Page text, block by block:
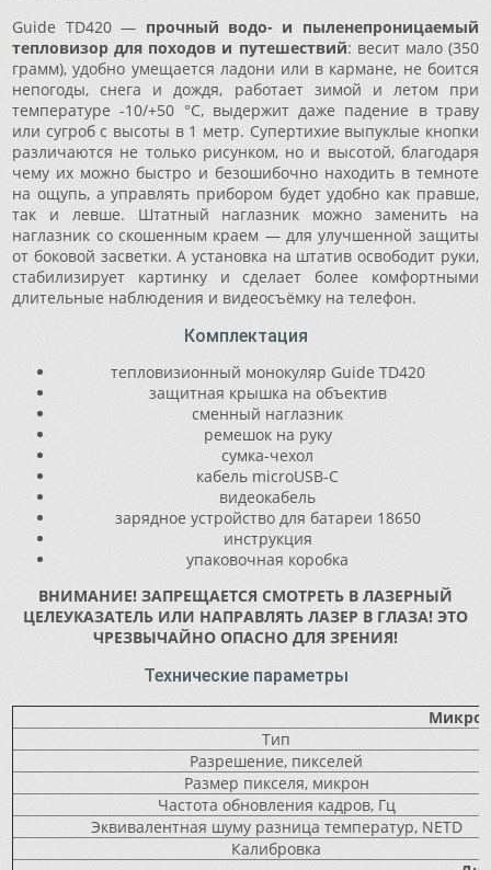
Guide TD420 — прочный водо- и пыленепроницаемый
тепловизор для походов и путешествий: весит мало (350
грамм), удобно умещается ладони или в кармане, не боится
непогоды, снега и дождя, работает зимой и летом при
температуре -10/+50 °C, выдержит даже падение в траву
или сугроб с высоты в 1 метр. Супертихие выпуклые кнопки
различаются не только рисунком, но и высотой, благодаря
чему их можно быстро и безошибочно находить в темноте
на ощупь, а управлять прибором будет удобно как правше,
так и левше. Штатный наглазник можно заменить на
наглазник со скошенным краем — для улучшенной защиты
от боковой засветки. А установка на штатив освободит руки,
стабилизирует картинку и сделает более комфортными
длительные наблюдения и видеосъёмку на телефон.
Комплектация
тепловизионный монокуляр Guide TD420
защитная крышка на объектив
сменный наглазник
ремешок на руку
сумка-чехол
кабель microUSB-C
видеокабель
зарядное устройство для батареи 18650
инструкция
упаковочная коробка
ВНИМАНИЕ! ЗАПРЕЩАЕТСЯ СМОТРЕТЬ В ЛАЗЕРНЫЙ
ЦЕЛЕУКАЗАТЕЛЬ ИЛИ НАПРАВЛЯТЬ ЛАЗЕР В ГЛАЗА! ЭТО
ЧРЕЗВЫЧАЙНО ОПАСНО ДЛЯ ЗРЕНИЯ!
Технические параметры
Тип
Разрешение, пикселей
Размер пикселя, микрон
Частота обновления кадров, Гц
Эквивалентная шуму разница температур, NETD
Калибровка